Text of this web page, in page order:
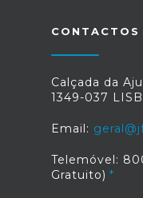
CONTACTOS
Calçada da
1349-037
Email:
Telemóvel:
Gratuito)